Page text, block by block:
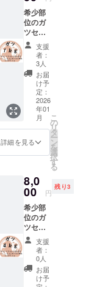
認くだ
さい。
表示は
お届け
商品の
ラベル
に表記
されま
す。 商
品開封
前には
必ずお
届けの
リター
ンに貼
付され
たラベ
認くだ
さい。
す。 ・
パック
ごとに
重量が
異なる
ため、
リター
ンに
よって
パック
数が異
なりま
す。 ・
原材料
及び添
加物等
の食品
お届け
商品の
ラベル
に表記
されま
す。 商
品開封
前には
必ずお
届けの
リター
入、販
売者：
株式会
社キー
シア 補
足 ・一
番美味
しい旬
の馬肉
をお届
けする
ため、
お手元
に届く
までお
時間を
す。 ・
パック
ごとに
重量が
異なる
ため、
リター
ンに
よって
パック
数が異
４ｋｇ
加工形
状：塊
肉 梱
包：冷
凍真空
パック
保存方
法：要
冷凍 解
凍方
法：冷
蔵庫で
約１日
お届け
方法：
運輸
クール
便（冷
凍） 輸
入、販
売者：
株式会
社キー
シア 補
足 ・一
番美味
しい旬
場で約
10年加
工経験
のある
スタッ
フが、
日本の
解体用
包丁を
使い加
工して
おりま
す。 日
工水準
を守り
加工し
ており
ます。
商品
名：遊
牧馬肉
産地：
モンゴ
ル 食べ
方：加
熱用 内
容量：
クオリ
ティの
加工】
モンゴ
ルの契
約工場
にて、
日本の
食肉工
場で約
10年加
工経験
のある
フが、
日本の
使い加
工して
おりま
す。 日
本の加
工水準
を守り
馬肉を
加工し
ており
ます。
特別に
育てた
馬の中
から、
特に状
態の良
い馬を
厳選し
て使用
してい
ます。
モンゴ
ルの馬
でも最
高品質
け致し
ます。
【日本
クオリ
ティの
加工】
モンゴ
ルの契
約工場
にて、
日本の
クで梱
包して
おりま
す。
【部
位】
テッポ
ウ（直
腸）
【使用
する厳
選され
た馬】
モンゴ
ル遊牧
ために
特別に
育てた
馬の中
から、
特に状
態の良
い馬を
厳選し
て使用
してい
処理と
して一
度ボイ
ルする
と柔ら
かくな
りま
す。
テッポ
ウを合
計約４
ｋｇお
届け致
しま
す。数
とに分
けて、
真空
パック
で梱包
してお
りま
す。
【部
位】
テッポ
希少部
位のガ
ツセッ
ト ガ
ツ：約
１ｋｇ
ガツと
呼ばれ
る馬の
胃袋で
す。 大
腸より
あっさ
りして
ます
が、
シーで
うまみ
が強い
部位で
す。 ガ
ツを合
計約１
ｋｇお
届け致
しま
す。数
支援
者：
3人
お届
け予
定：
2026
年01
月
詳細を見る
こ
の
リ
タ
ー
ン
を
選
択
す
る
8,0
00 円
残り3
希少部
位のガ
ツセッ
ト ガ
ツ：約
４ｋｇ
ガツと
呼ばれ
支援
者：
0人
お届
け予